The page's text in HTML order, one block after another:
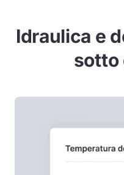
Idraulica e
sotto